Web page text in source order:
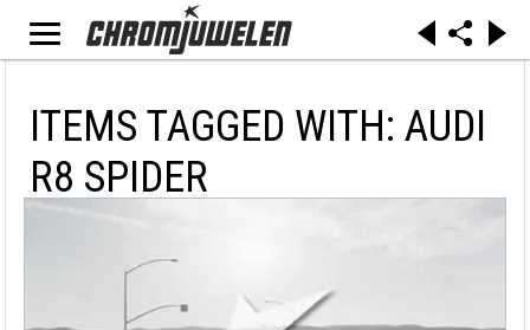
ITEMS TAGGED WITH: AUDI
R8 SPIDER